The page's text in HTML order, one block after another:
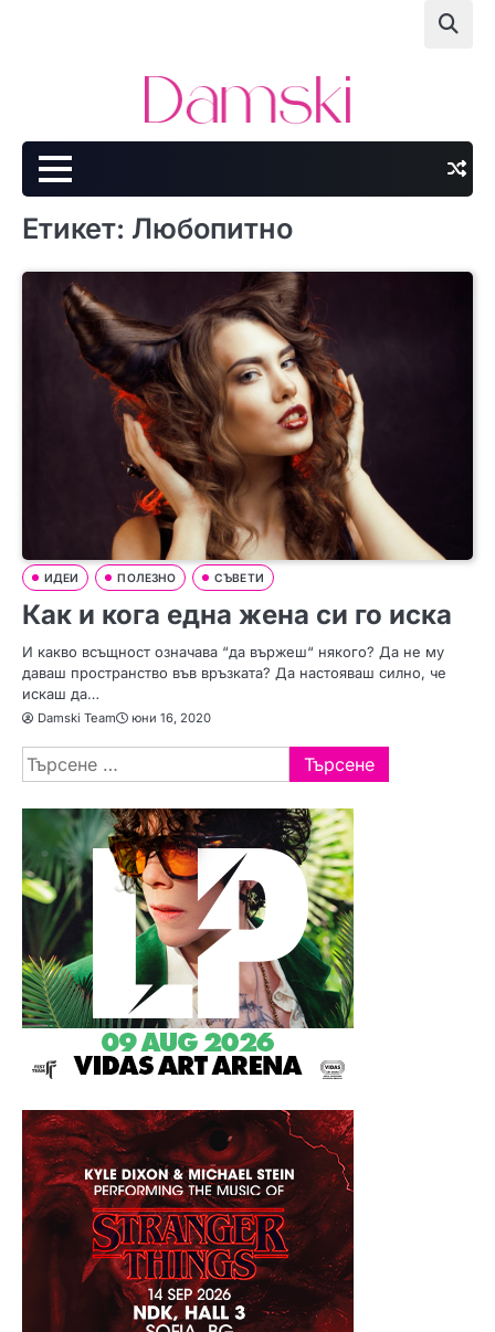
Етикет: Любопитно
ИДЕИ ПОЛЕЗНО СЪВЕТИ
Как и кога една жена си го иска
И какво всъщност означава “да вържеш“ някого? Да не му
даваш пространство във връзката? Да настояваш силно, че
искаш да…
Damski Team юни 16, 2020
Търсене
за: